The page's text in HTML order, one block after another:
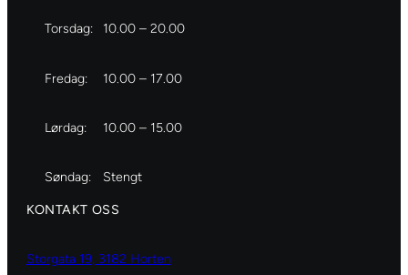
Torsdag: 10.00 – 20.00
Fredag: 10.00 – 17.00
Lørdag: 10.00 – 15.00
Søndag: Stengt
KONTAKT OSS
Storgata 19, 3182 Horten